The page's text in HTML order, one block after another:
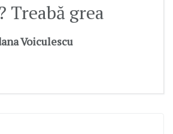
Treabă grea
Voiculescu